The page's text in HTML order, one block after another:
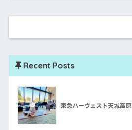
Recent Posts
東急ハーヴェスト天城高原